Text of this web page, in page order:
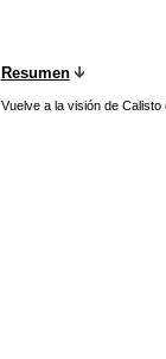
Resumen
Vuelve a la visión de